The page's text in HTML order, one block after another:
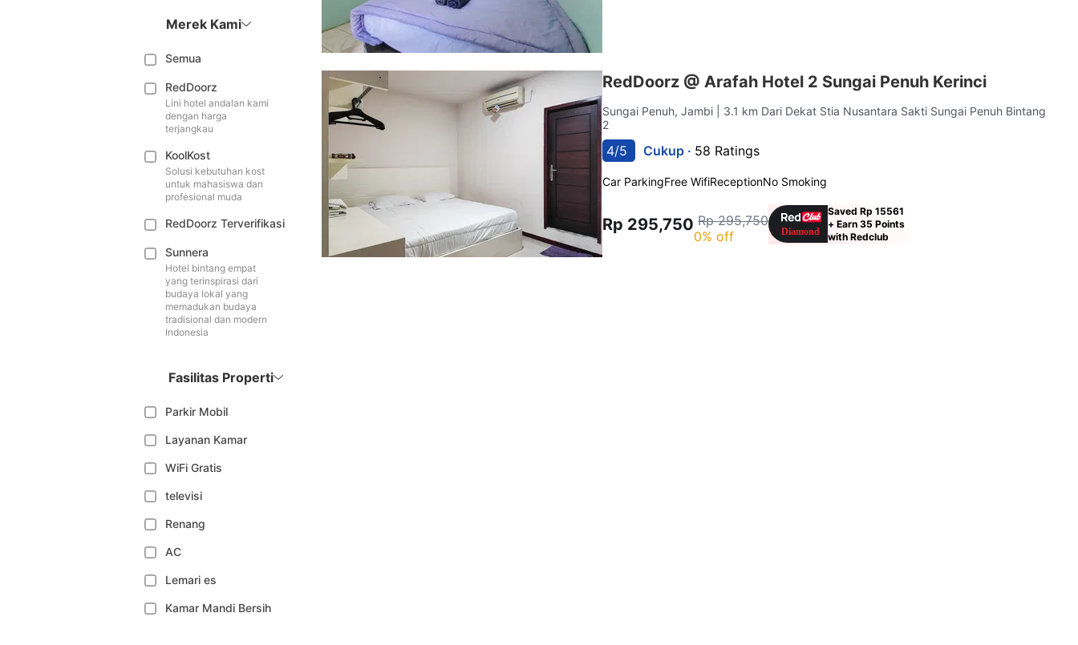
Merek Kami
Semua
RedDoorz
Lini hotel andalan kami
dengan harga
terjangkau
KoolKost
Solusi kebutuhan kost
untuk mahasiswa dan
profesional muda
RedDoorz Terverifikasi
Sunnera
Hotel bintang empat
yang terinspirasi dari
budaya lokal yang
memadukan budaya
tradisional dan modern
Indonesia
Fasilitas Properti
Parkir Mobil
Layanan Kamar
WiFi Gratis
televisi
Renang
AC
Lemari es
Kamar Mandi Bersih
RedDoorz @ Arafah Hotel 2 Sungai Penuh Kerinci
Sungai Penuh, Jambi
| 3.1 km Dari Dekat Stia Nusantara Sakti Sungai Penuh Bintang
2
4/5 Cukup · 58 Ratings
Car ParkingFree WifiReceptionNo Smoking
Rp 295,750 Rp 295,750
0% off
Saved Rp 15561
+ Earn 35 Points
with Redclub